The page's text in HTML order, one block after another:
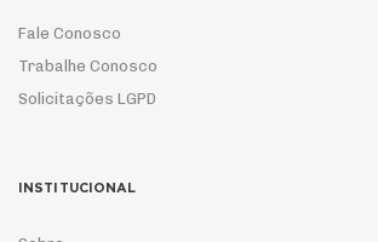
Fale Conosco
Trabalhe Conosco
Solicitações LGPD
INSTITUCIONAL